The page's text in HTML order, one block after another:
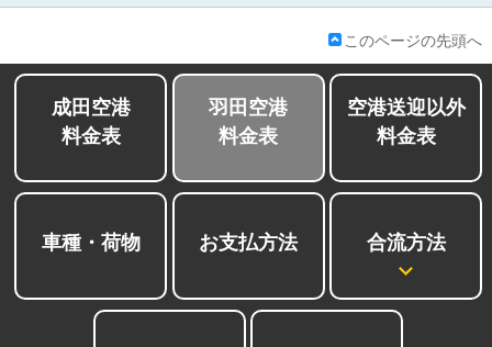
このページの先頭へ
成田空港
料金表
羽田空港
料金表
空港送迎以外
料金表
車種・荷物 お支払方法 合流方法